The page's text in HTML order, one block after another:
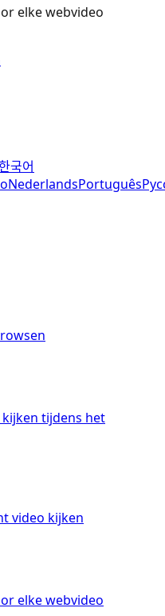
elke webvideo
국어
NederlandsPortuguês
tijdens het
video kijken
elke webvideo